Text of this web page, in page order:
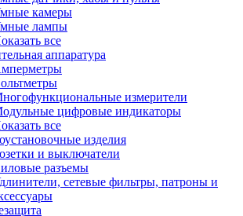
камеры
лампы
все
аппаратура
измерители
цифровые индикаторы
все
изделия
и выключатели
разъемы
сетевые фильтры, патроны и